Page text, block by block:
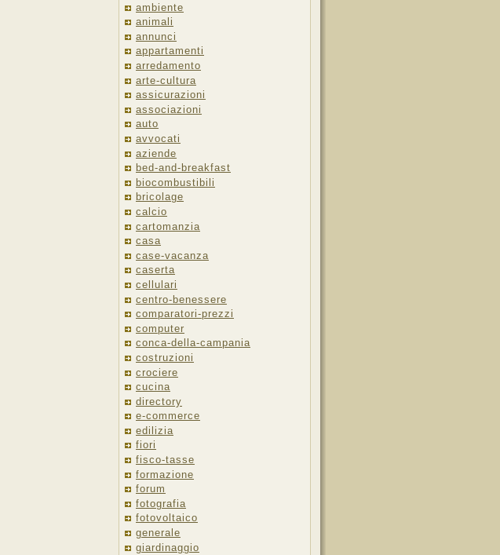
ambiente
animali
annunci
appartamenti
arredamento
arte-cultura
assicurazioni
associazioni
auto
avvocati
aziende
bed-and-breakfast
biocombustibili
bricolage
calcio
cartomanzia
casa
case-vacanza
caserta
cellulari
centro-benessere
comparatori-prezzi
computer
conca-della-campania
costruzioni
crociere
cucina
directory
e-commerce
edilizia
fiori
fisco-tasse
formazione
forum
fotografia
fotovoltaico
generale
giardinaggio